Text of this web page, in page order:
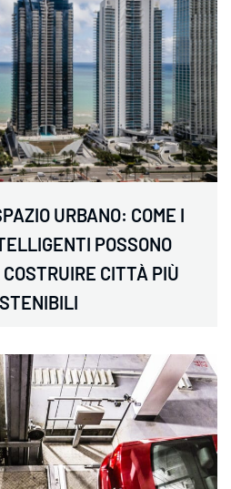
URBANO: COME I
POSSONO
CITTÀ PIÙ